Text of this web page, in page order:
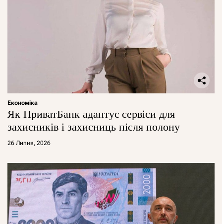
Економіка
Як ПриватБанк адаптує сервіси для
захисників і захисниць після полону
26 Липня, 2026